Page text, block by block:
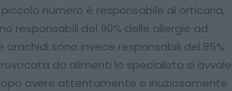
numero è responsabile di orticaria,
responsabili del 90% delle allergie ad
sono invece responsabili del 85%
da alimenti lo specialista si avvale
avere attentamente e inuziosamente